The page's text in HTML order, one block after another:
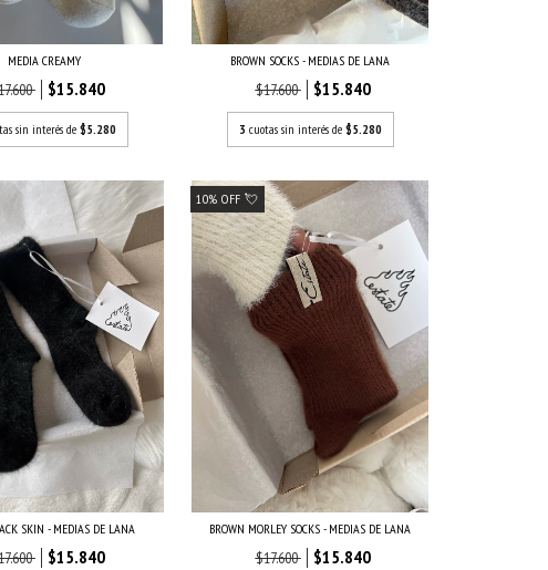
MEDIA CREAMY
$15.840
sin interés de $5.280
BROWN SOCKS - MEDIAS DE LANA
$17.600 $15.840
3 cuotas sin interés de $5.280
SKIN - MEDIAS DE LANA
$15.840
10% OFF 💘
BROWN MORLEY SOCKS - MEDIAS DE LANA
$17.600 $15.840